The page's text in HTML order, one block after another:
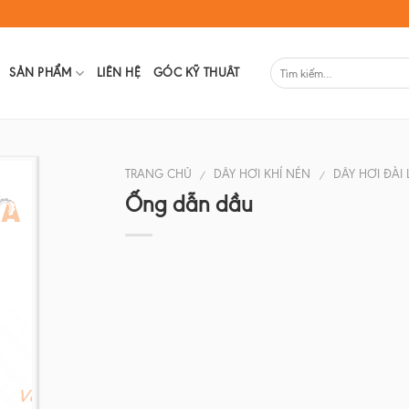
SẢN PHẨM LIÊN HỆ GÓC KỸ THUÂT
TRANG CHỦ / DÂY HƠI KHÍ NÉN / DÂY HƠI ĐÀI
Ống dẫn dầu